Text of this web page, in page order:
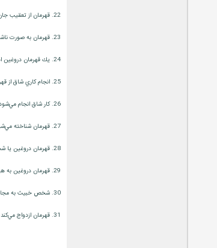
22. قهرمان از تعقيب جان سالم به‌در مي‌برد،
23. قهرمان به صورت ناشناس به خانه يا سرزميني ديگر مي‌رسد،
24. يك قهرمان دروغين ادعاي بي‌اساسي مطرح مي‌كند،
25. انجام كاري شاق از قهرمان خواسته مي‌شود،
26. كار شاق انجام مي‌شود،
27. قهرمان شناخته مي‌شود،
28. قهرمان دروغين يا شخص خبيث رسوا مي‌شود،
29. قهرمان دروغين به هيئتي ديگر درمي‌آيد،
30. شخص خبيث به مجازات مي‌رسد،
31. قهرمان ازدواج مي‌كند و بر تخت مي‌نشيند. (براي اطلاع بيش‌تر نگاه كنيد به درآمدي بر ساختارگرايي، ترجمة فرزانه طاهري)